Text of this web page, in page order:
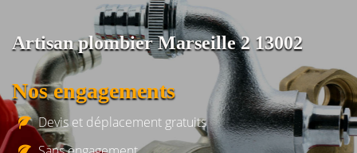
Artisan plombier Marseille 2 13002
Nos engagements
Devis et déplacement gratuits